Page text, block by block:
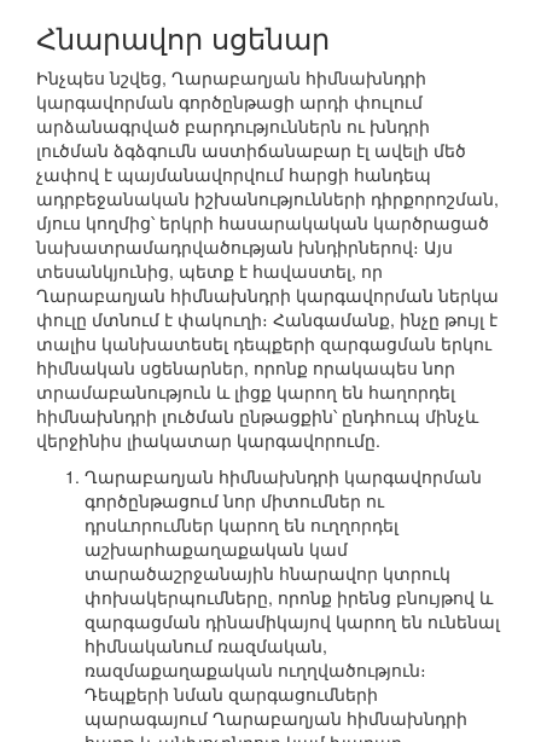
Հնարավոր սցենար
Ինչպես նշվեց, Ղարաբաղյան հիմնախնդրի
կարգավորման գործընթացի արդի փուլում
արձանագրված բարդություններն ու խնդրի
լուծման ձգձգումն աստիճանաբար էլ ավելի մեծ
չափով է պայմանավորվում հարցի հանդեպ
ադրբեջանական իշխանությունների դիրքորոշման,
մյուս կողմից՝ երկրի հասարակական կարծրացած
նախատրամադրվածության խնդիրներով։ Այս
տեսանկյունից, պետք է հավաստել, որ
Ղարաբաղյան հիմնախնդրի կարգավորման ներկա
փուլը մտնում է փակուղի։ Հանգամանք, ինչը թույլ է
տալիս կանխատեսել դեպքերի զարգացման երկու
հիմնական սցենարներ, որոնք որակապես նոր
տրամաբանություն և լիցք կարող են հաղորդել
հիմնախնդրի լուծման ընթացքին՝ ընդհուպ մինչև
վերջինիս լիակատար կարգավորումը.
Ղարաբաղյան հիմնախնդրի կարգավորման
գործընթացում նոր միտումներ ու
դրսևորումներ կարող են ուղղորդել
աշխարհաքաղաքական կամ
տարածաշրջանային հնարավոր կտրուկ
փոխակերպումները, որոնք իրենց բնույթով և
զարգացման դինամիկայով կարող են ունենալ
հիմնականում ռազմական,
ռազմաքաղաքական ուղղվածություն։
Դեպքերի նման զարգացումների
պարագայում Ղարաբաղյան հիմնախնդրի